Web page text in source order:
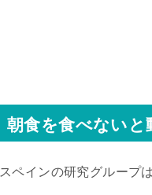
朝食を食べないと
スペインの研究グループは